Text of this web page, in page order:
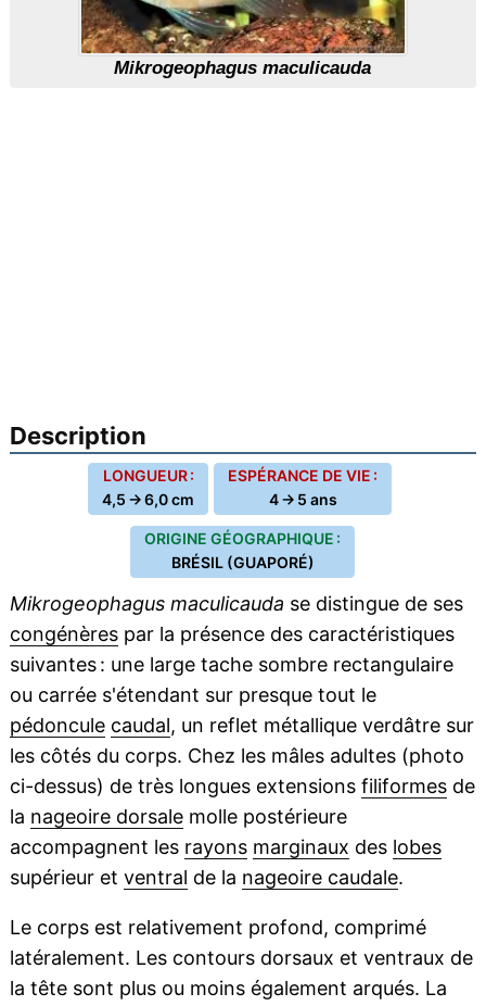
Mikrogeophagus maculicauda
Description
LONGUEUR :
4,5 → 6,0 cm
ESPÉRANCE DE VIE :
4 → 5 ans
ORIGINE GÉOGRAPHIQUE :
BRÉSIL (GUAPORÉ)
Mikrogeophagus maculicauda se distingue de ses
congénèrespar la présence des caractéristiques
suivantes : une large tache sombre rectangulaire
ou carrée s'étendant sur presque tout le
pédoncule caudal, un reflet métallique verdâtre sur
les côtés du corps. Chez les mâles adultes (photo
ci-dessus) de très longues extensions filiformesde
la nageoire dorsalemolle postérieure
accompagnent les rayons marginaux des lobes
supérieur et ventral de la nageoire caudale.
Le corps est relativement profond, comprimé
latéralement. Les contours dorsaux et ventraux de
la tête sont plus ou moins également arqués. La